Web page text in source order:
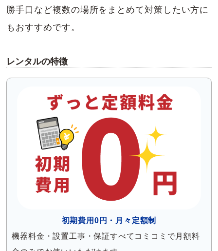
勝手口など複数の場所をまとめて対策したい方に
もおすすめです。
レンタルの特徴
初期費用0円・月々定額制
機器料金・設置工事・保証すべてコミコミで月額料